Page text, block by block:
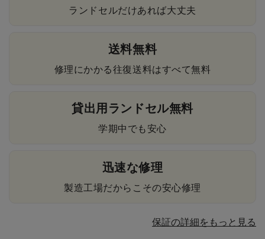
ランドセルだけあれば大丈夫
送料無料
修理にかかる往復送料はすべて無料
貸出用ランドセル無料
学期中でも安心
迅速な修理
製造工場だからこその安心修理
保証の詳細をもっと見る